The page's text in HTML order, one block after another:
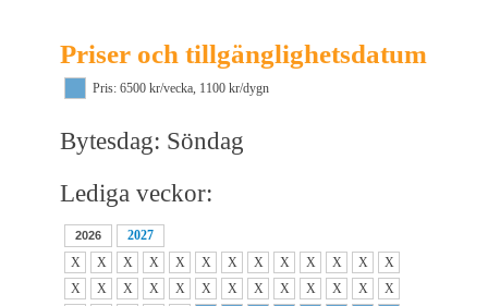
Priser och tillgänglighetsdatum
Pris: 6500 kr/vecka, 1100 kr/dygn
Bytesdag: Söndag
Lediga veckor:
2026
2027
X
X X X X X X X X X X X
X
X
X X X X X X X X X X X X